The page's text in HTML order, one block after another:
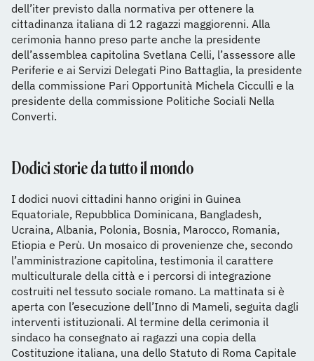
dell’iter previsto dalla normativa per ottenere la
cittadinanza italiana di 12 ragazzi maggiorenni. Alla
cerimonia hanno preso parte anche la presidente
dell’assemblea capitolina Svetlana Celli, l’assessore alle
Periferie e ai Servizi Delegati Pino Battaglia, la presidente
della commissione Pari Opportunità Michela Cicculli e la
presidente della commissione Politiche Sociali Nella
Converti.
Dodici storie da tutto il mondo
I dodici nuovi cittadini hanno origini in Guinea
Equatoriale, Repubblica Dominicana, Bangladesh,
Ucraina, Albania, Polonia, Bosnia, Marocco, Romania,
Etiopia e Perù. Un mosaico di provenienze che, secondo
l’amministrazione capitolina, testimonia il carattere
multiculturale della città e i percorsi di integrazione
costruiti nel tessuto sociale romano. La mattinata si è
aperta con l’esecuzione dell’Inno di Mameli, seguita dagli
interventi istituzionali. Al termine della cerimonia il
sindaco ha consegnato ai ragazzi una copia della
Costituzione italiana, una dello Statuto di Roma Capitale